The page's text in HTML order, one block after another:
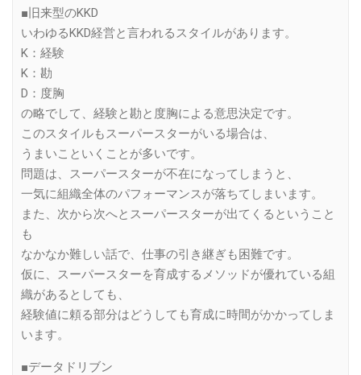
■旧来型のKKD
いわゆるKKD経営と言われるスタイルがあります。
K：経験
K：勘
D：度胸
の略でして、経験と勘と度胸による意思決定です。
このスタイルもスーパースターがいる場合は、
うまいこといくことが多いです。
問題は、スーパースターが不在になってしまうと、
一気に組織全体のパフォーマンスが落ちてしまいます。
また、次から次へとスーパースターが出てくるということ
も
なかなか難しい話で、仕事の引き継ぎも困難です。
仮に、スーパースターを育成するメソッドが優れている組
織があるとしても、
経験値に頼る部分はどうしても育成に時間がかかってしま
います。
■データドリブン